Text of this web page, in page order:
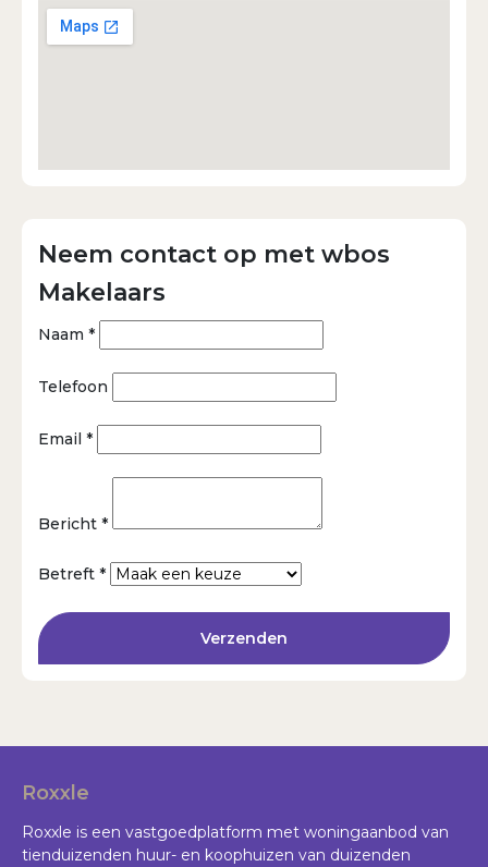
Neem contact op met wbos
Makelaars
Naam *
Telefoon
Email *
Bericht *
Betreft *
Verzenden
Roxxle
Roxxle is een vastgoedplatform met woningaanbod van
tienduizenden huur- en koophuizen van duizenden